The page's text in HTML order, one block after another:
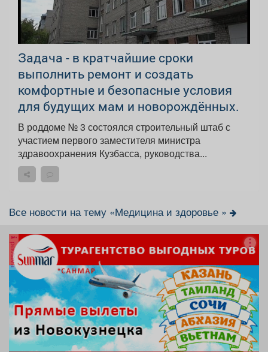
Задача - в кратчайшие сроки
выполнить ремонт и создать
комфортные и безопасные условия
для будущих мам и новорождённых.
В роддоме № 3 состоялся строительный штаб с
участием первого заместителя министра
здравоохранения Кузбасса, руководства...
Все новости на тему «Медицина и здоровье »
реклама